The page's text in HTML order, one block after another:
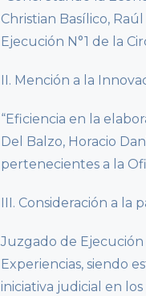
Christian Basílico,
Ejecución N°1 de la
II. Mención a la
“Eficiencia en la
Del Balzo, Horacio
pertenecientes a la
III. Consideración a la
Juzgado de
Experiencias, siendo
iniciativa judicial en los